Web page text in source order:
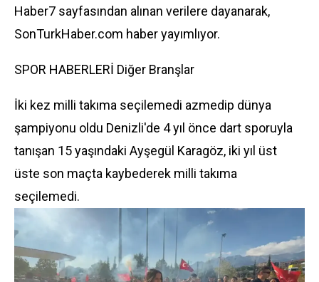
Haber7 sayfasından alınan verilere dayanarak,
SonTurkHaber.com haber yayımlıyor.
SPOR HABERLERİ Diğer Branşlar
İki kez milli takıma seçilemedi azmedip dünya
şampiyonu oldu Denizli'de 4 yıl önce dart sporuyla
tanışan 15 yaşındaki Ayşegül Karagöz, iki yıl üst
üste son maçta kaybederek milli takıma
seçilemedi.